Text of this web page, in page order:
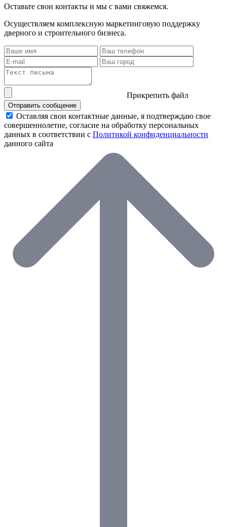
Оставьте свои контакты и мы с вами свяжемся.
Осуществляем комплексную маркетинговую поддержку
дверного и строительного бизнеса.
Прикрепить файл
Отправить сообщение
Оставляя свои контактные данные, я подтверждаю свое
совершеннолетие, согласие на обработку персональных
данных в соответствии с Политикой конфиденциальности
данного сайта